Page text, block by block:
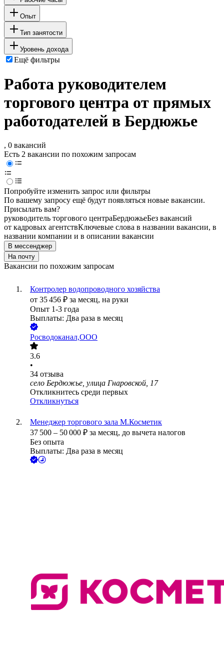
Опыт
Тип занятости
Уровень дохода
Ещё фильтры
Работа руководителем
торгового центра от прямых
работодателей в Бердюжье
, 0 вакансий
Есть 2 вакансии по похожим запросам
Попробуйте изменить запрос или фильтры
По вашему запросу ещё будут появляться новые вакансии.
Присылать вам?
руководитель торгового центраБердюжьеБез вакансий
от кадровых агентствКлючевые слова в названии вакансии, в
названии компании и в описании вакансии
В мессенджер
На почту
Вакансии по похожим запросам
Контролер водопроводного хозяйства
от 35 456 ₽ за месяц, на руки
Опыт 1-3 года
Выплаты: Два раза в месяц
Росводоканал,ООО
3.6
•
34 отзыва
село Бердюжье, улица Гнаровской, 17
Откликнитесь среди первых
Откликнуться
Менеджер торгового зала М.Косметик
37 500 – 50 000 ₽ за месяц, до вычета налогов
Без опыта
Выплаты: Два раза в месяц